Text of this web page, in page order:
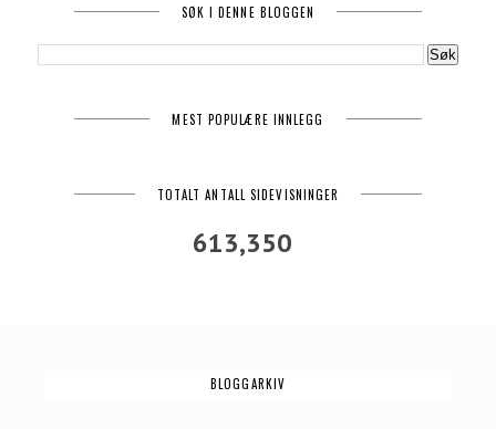
SØK I DENNE BLOGGEN
MEST POPULÆRE INNLEGG
TOTALT ANTALL SIDEVISNINGER
613,350
BLOGGARKIV